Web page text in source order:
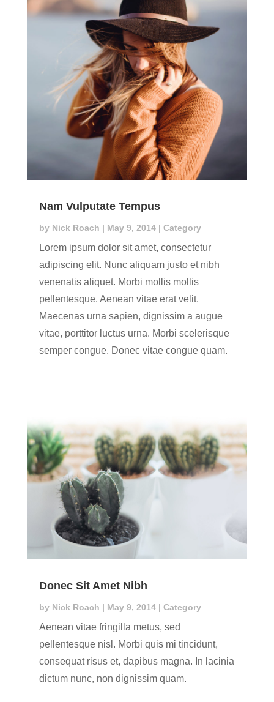
Nam Vulputate Tempus
by Nick Roach | May 9, 2014| Category
Lorem ipsum dolor sit amet, consectetur
adipiscing elit. Nunc aliquam justo et nibh
venenatis aliquet. Morbi mollis mollis
pellentesque. Aenean vitae erat velit.
Maecenas urna sapien, dignissim a augue
vitae, porttitor luctus urna. Morbi scelerisque
semper congue. Donec vitae congue quam.
Donec Sit Amet Nibh
by Nick Roach | May 9, 2014| Category
Aenean vitae fringilla metus, sed
pellentesque nisl. Morbi quis mi tincidunt,
consequat risus et, dapibus magna. In lacinia
dictum nunc, non dignissim quam.